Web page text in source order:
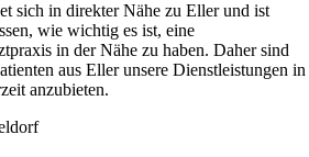
sich in direkter Nähe zu Eller und ist
wie wichtig es ist, eine
in der Nähe zu haben. Daher sind
aus Eller unsere Dienstleistungen in
anzubieten.